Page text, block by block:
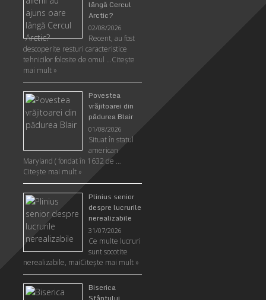
lângă Cercul
Arctic?
02/08/2026
Recent, au fost
descoperite resturi caracteristice
tehnicilor folosite de omul …Citeşte
mai mult »
Povestea
vrăjitoarei din
pădurea Blair
01/08/2026
Situat în statul
american
Maryland ( fondat în 1632 de …
Citeşte mai mult »
Plinius senior
despre lucrurile
nerealizabile
31/07/2026
Ce multe lucruri
sunt socotite
nerealizabile, maiCiteşte mai mult »
Biserica